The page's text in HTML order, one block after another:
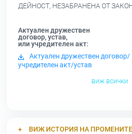
ДЕЙНОСТ, НЕЗАБРАНЕНА ОТ
Актуален дружествен
договор, устав,
или учредителен акт:
Актуален дружествен договор/
учредителен акт/устав
виж всички
ВИЖ ИСТОРИЯ НА ПРОМЕНИТЕ